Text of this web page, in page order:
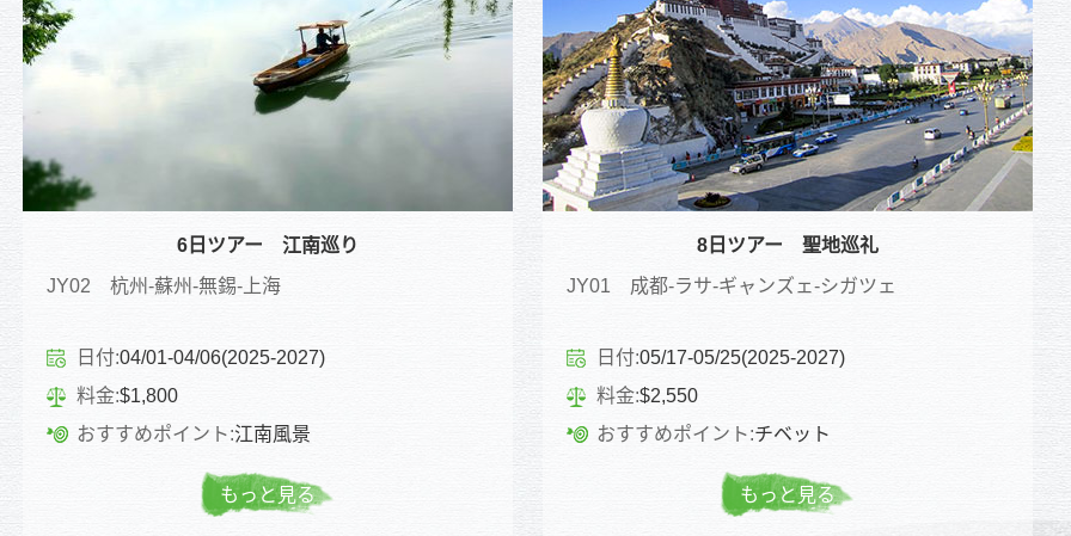
6日ツアー 江南巡り
JY02 杭州-蘇州-無錫-上海
日付:04/01-04/06(2025-2027)
料金:$1,800
おすすめポイント:江南風景
もっと見る
8日ツアー 聖地巡礼
JY01 成都-ラサ-ギャンズェ-シガツェ
日付:05/17-05/25(2025-2027)
料金:$2,550
おすすめポイント:チベット
もっと見る